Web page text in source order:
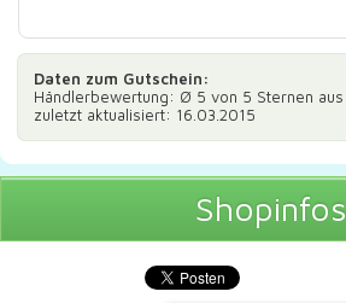
Daten zum Gutschein:
Händlerbewertung: Ø 5 von 5 Sternen aus
zuletzt aktualisiert: 16.03.2015
Shopinfos